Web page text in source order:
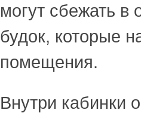
могут сбежать в
будок, которые
помещения.
Внутри кабинки